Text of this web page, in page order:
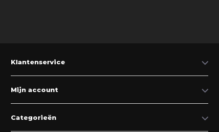
Klantenservice
Mijn account
Categorieën